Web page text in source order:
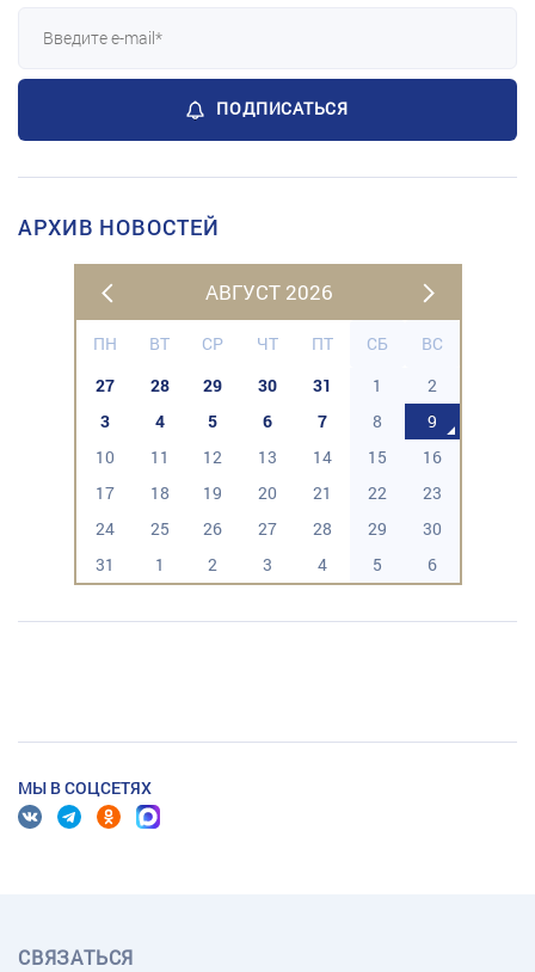
ПОДПИСАТЬСЯ
АРХИВ НОВОСТЕЙ
АВГУСТ 2026
ПН ВТ СР ЧТ ПТ СБ
ВС
27
28 29 30 31 1
2
3
4 5 6 7 8
9
10
11 12 13 14 15
16
17
18 19 20 21 22
23
24
25 26 27 28 29
30
31
1 2 3 4 5 6
МЫ В СОЦСЕТЯХ
СВЯЗАТЬСЯ